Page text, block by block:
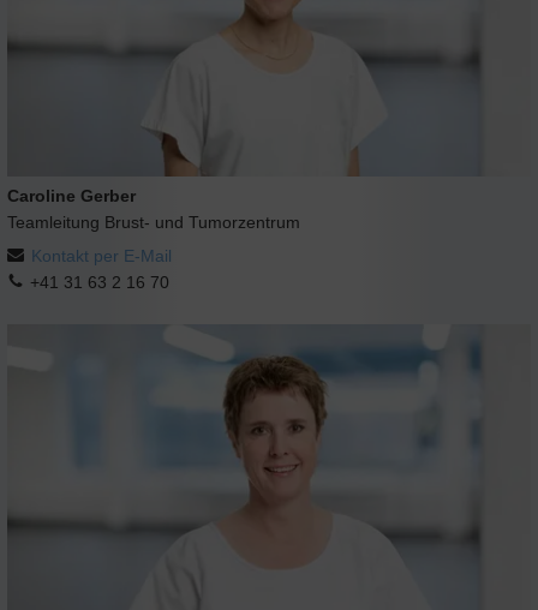
Caroline Gerber
Teamleitung Brust- und Tumorzentrum
Kontakt per E-Mail
+41 31 63 2 16 70